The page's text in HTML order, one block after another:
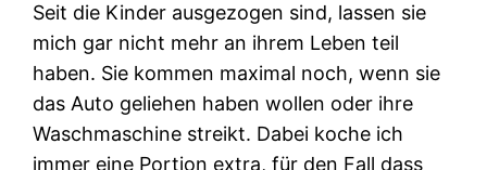
Seit die Kinder ausgezogen sind, lassen sie
mich gar nicht mehr an ihrem Leben teil
haben. Sie kommen maximal noch, wenn sie
das Auto geliehen haben wollen oder ihre
Waschmaschine streikt. Dabei koche ich
immer eine Portion extra, für den Fall dass